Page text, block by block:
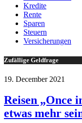
Kredite
Rente
Sparen
Steuern
Versicherungen
Zufällige Geldfrage
19. December 2021
Reisen „Once
etwas mehr